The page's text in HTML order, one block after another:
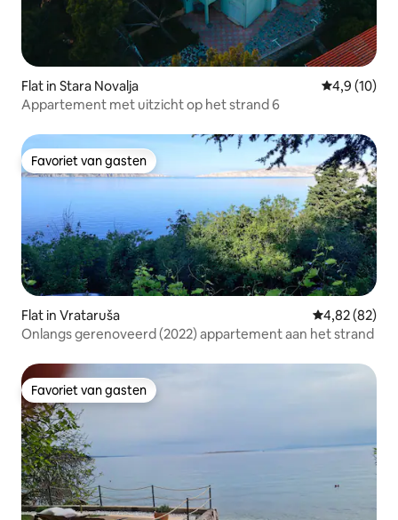
Flat in Stara Novalja
4,9 (10)
Appartement met uitzicht op het strand 6
Favoriet van gasten
Favoriet van gasten
Flat in Vrataruša Gemiddelde
4,82 (82)
Onlangs gerenoveerd (2022) appartement aan het strand
Favoriet van gasten
Favoriet van gasten